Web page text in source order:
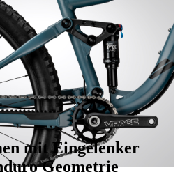
mit Eingelenker
Geometrie